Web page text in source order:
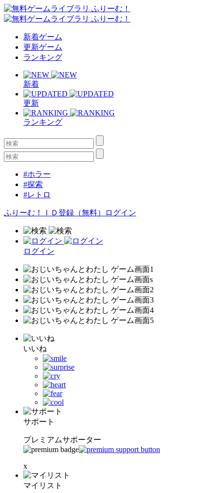
新着ゲーム
更新ゲーム
ランキング
新着
更新
ランキング
#ホラー
#探索
#レトロ
ふりーむ！ＩＤ登録（無料） ログイン
ログイン
いいね
サポート
プレミアムサポーター
x
マイリスト